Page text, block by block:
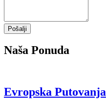
Pošalji
Naša Ponuda
Evropska Putovanja